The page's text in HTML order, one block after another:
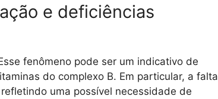
e deficiências
fenômeno pode ser um indicativo de
do complexo B. Em particular, a falta
uma possível necessidade de